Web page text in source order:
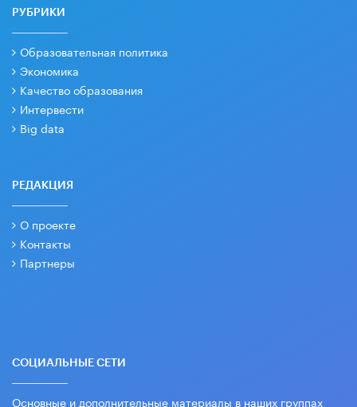
РУБРИКИ
Образовательная политика
Экономика
Качество образования
Интервести
Big data
РЕДАКЦИЯ
О проекте
Контакты
Партнеры
СОЦИАЛЬНЫЕ СЕТИ
Основные и дополнительные материалы в наших группах